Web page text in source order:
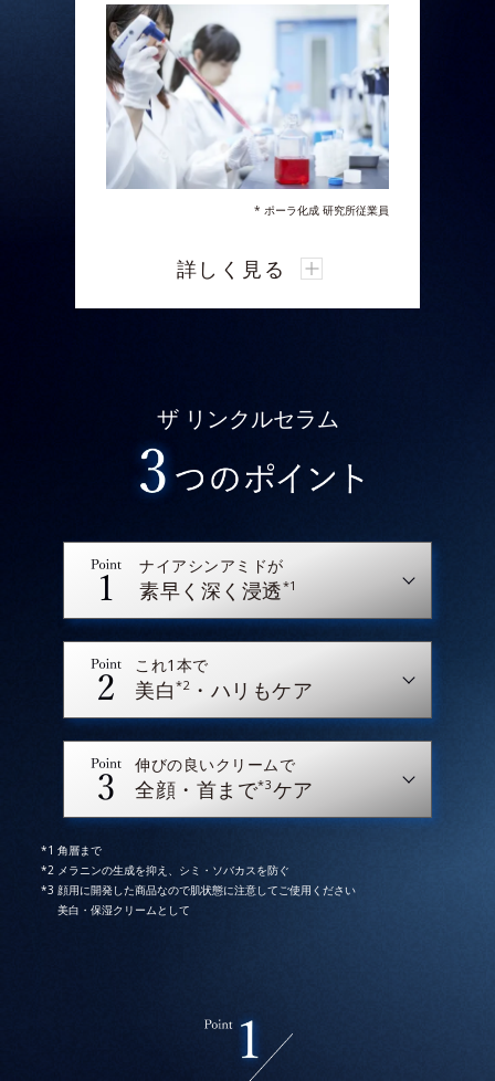
* ポーラ化成 研究所従業員
「遊走」に着目。
真皮の線維芽細胞の「遊走」には“細胞
見しました。
オルビスは、細胞が修復箇所に素早く駆
けつける「遊走」から“スピード”に着
高めた新処方を採用。
に挑みました。
詳しく見る
ザ リンクルセラム
ナイアシンアミドが
素早く深く浸透*1
これ1本で
美白*2 ・ハリもケア
伸びの良いクリームで
全顔・首まで*3ケア
角層まで
メラニンの生成を抑え、シミ・ソバカスを防ぐ
顔用に開発した商品なので肌状態に注意してご使用ください
美白・保湿クリームとして